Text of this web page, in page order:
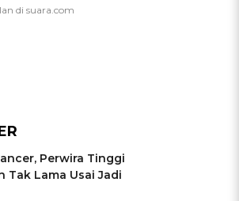
Perwira Tinggi
Tak Lama Usai Jadi